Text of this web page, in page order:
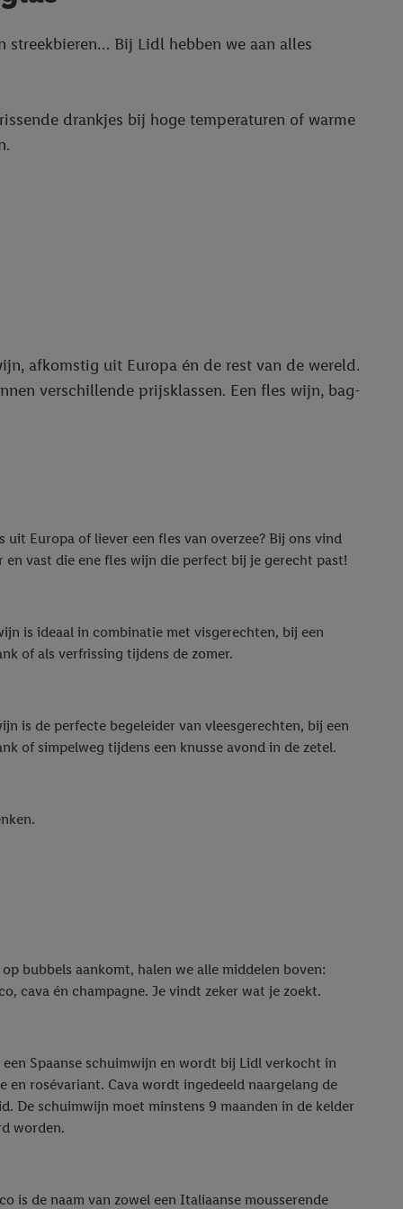
Bij Lidl hebben we aan alles
drankjes bij hoge temperaturen of warme
afkomstig uit Europa én de rest van de wereld.
verschillende prijsklassen. Een fles wijn, bag-
uit Europa of liever een fles van overzee? Bij ons vind
en vast die ene fles wijn die perfect bij je gerecht past!
is ideaal in combinatie met visgerechten, bij een
of als verfrissing tijdens de zomer.
is de perfecte begeleider van vleesgerechten, bij een
of simpelweg tijdens een knusse avond in de zetel.
bubbels aankomt, halen we alle middelen boven:
cava én champagne. Je vindt zeker wat je zoekt.
een Spaanse schuimwijn en wordt bij Lidl verkocht in
en rosévariant. Cava wordt ingedeeld naargelang de
De schuimwijn moet minstens 9 maanden in de kelder
worden.
is de naam van zowel een Italiaanse mousserende